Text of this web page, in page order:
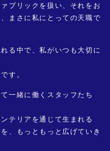
ブリックを扱い、それをお
まさに私にとっての天職で
る中で、私がいつも大切に
す。
一緒に働くスタッフたち
テリアを通じて生まれる
、もっともっと広げていき